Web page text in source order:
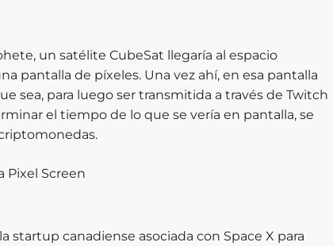
un satélite CubeSat llegaría al espacio
pantalla de píxeles. Una vez ahí, en esa pantalla
sea, para luego ser transmitida a través de Twitch
el tiempo de lo que se vería en pantalla, se
startup canadiense asociada con Space X para